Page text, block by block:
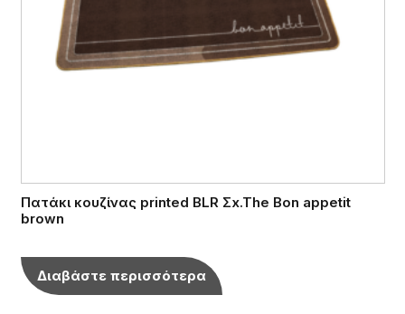
Πατάκι κουζίνας printed BLR Σx.The Bon appetit
brown
Διαβάστε περισσότερα